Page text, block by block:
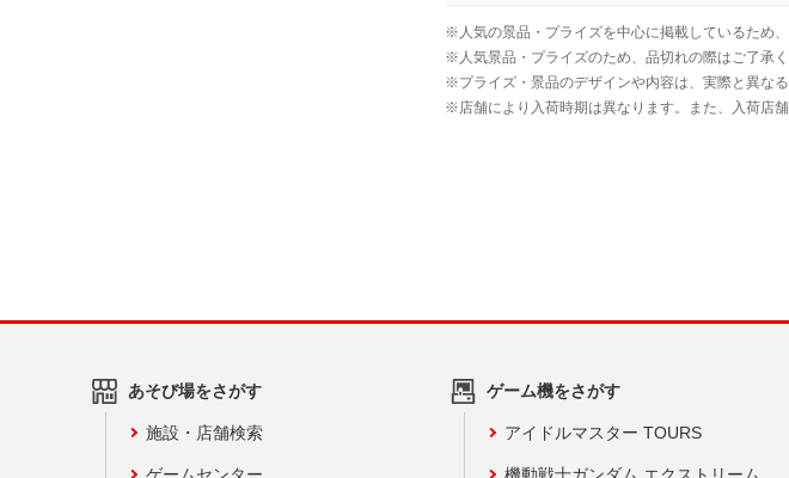
あそび場をさがす
施設・店舗検索
ゲーム機をさがす
アイドルマスター TOURS